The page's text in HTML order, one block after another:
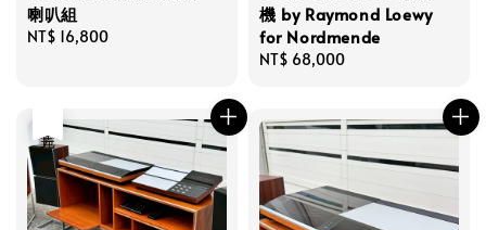
喇叭組
Regular
NT$ 16,800
機 by Raymond Loewy
for Nordmende
Regular
NT$ 68,000